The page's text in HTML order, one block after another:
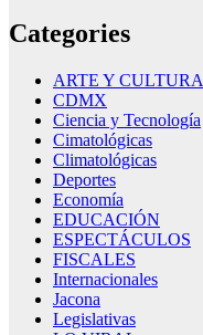
Categories
ARTE Y CULTURA
CDMX
Ciencia y Tecnología
Cimatológicas
Climatológicas
Deportes
Economía
EDUCACIÓN
ESPECTÁCULOS
FISCALES
Internacionales
Jacona
Legislativas